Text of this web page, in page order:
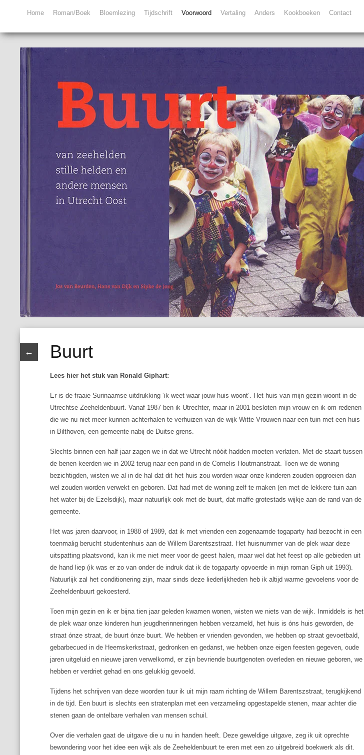
Home Roman/Boek Bloemlezing Tijdschrift Voorwoord Vertaling Anders Kookboeken Contact
← Buurt
Lees hier het stuk van Ronald Giphart:
Er is de fraaie Surinaamse uitdrukking ‘ik weet waar jouw huis woont’. Het huis van mijn gezin woont in de
Utrechtse Zeeheldenbuurt. Vanaf 1987 ben ik Utrechter, maar in 2001 besloten mijn vrouw en ik om redenen
die we nu niet meer kunnen achterhalen te verhuizen van de wijk Witte Vrouwen naar een tuin met een huis
in Bilthoven, een gemeente nabij de Duitse grens.
Slechts binnen een half jaar zagen we in dat we Utrecht nóóit hadden moeten verlaten. Met de staart tussen
de benen keerden we in 2002 terug naar een pand in de Cornelis Houtmanstraat. Toen we de woning
bezichtigden, wisten we al in de hal dat dit het huis zou worden waar onze kinderen zouden opgroeien dan
wel zouden worden verwekt en geboren. Dat had met de woning zelf te maken (en met de lekkere tuin aan
het water bij de Ezelsdijk), maar natuurlijk ook met de buurt, dat maffe grotestads wijkje aan de rand van de
gemeente.
Het was jaren daarvoor, in 1988 of 1989, dat ik met vrienden een zogenaamde togaparty had bezocht in een
toenmalig berucht studentenhuis aan de Willem Barentszstraat. Het huisnummer van de plek waar deze
uitspatting plaatsvond, kan ik me niet meer voor de geest halen, maar wel dat het feest op alle gebieden uit
de hand liep (ik was er zo van onder de indruk dat ik de togaparty opvoerde in mijn roman Giph uit 1993).
Natuurlijk zal het conditionering zijn, maar sinds deze liederlijkheden heb ik altijd warme gevoelens voor de
Zeeheldenbuurt gekoesterd.
Toen mijn gezin en ik er bijna tien jaar geleden kwamen wonen, wisten we niets van de wijk. Inmiddels is het
de plek waar onze kinderen hun jeugdherinneringen hebben verzameld, het huis is óns huis geworden, de
straat ónze straat, de buurt ónze buurt. We hebben er vrienden gevonden, we hebben op straat gevoetbald,
gebarbecued in de Heemskerkstraat, gedronken en gedanst, we hebben onze eigen feesten gegeven, oude
jaren uitgeluid en nieuwe jaren verwelkomd, er zijn bevriende buurtgenoten overleden en nieuwe geboren, we
hebben er verdriet gehad en ons gelukkig gevoeld.
Tijdens het schrijven van deze woorden tuur ik uit mijn raam richting de Willem Barentszstraat, terugkijkend
in de tijd. Een buurt is slechts een stratenplan met een verzameling opgestapelde stenen, maar achter die
stenen gaan de ontelbare verhalen van mensen schuil.
Over die verhalen gaat de uitgave die u nu in handen heeft. Deze geweldige uitgave, zeg ik uit oprechte
bewondering voor het idee een wijk als de Zeeheldenbuurt te eren met een zo uitgebreid boekwerk als dit.